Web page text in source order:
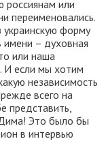
россиянам или
переименовались.
украинскую форму
имени – духовная
или наша
И если мы хотим
независимость
всего на
представить,
Это было бы
в интервью